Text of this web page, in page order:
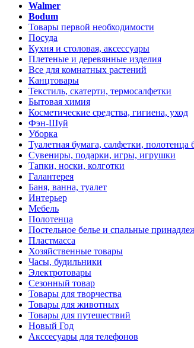
Walmer
Bodum
Товары первой необходимости
Посуда
Кухня и столовая, аксессуары
Плетеные и деревянные изделия
Все для комнатных растений
Канцтовары
Текстиль, скатерти, термосалфетки
Бытовая химия
Косметические средства, гигиена, уход
Фэн-Шуй
Уборка
Туалетная бумага, салфетки,
Сувениры, подарки, игры, игрушки
Тапки, носки, колготки
Галантерея
Баня, ванна, туалет
Интерьер
Мебель
Полотенца
Постельное белье и спальные
Пластмасса
Хозяйственные товары
Часы, будильники
Электротовары
Сезонный товар
Товары для творчества
Товары для животных
Товары для путешествий
Новый Год
Акссесуары для телефонов